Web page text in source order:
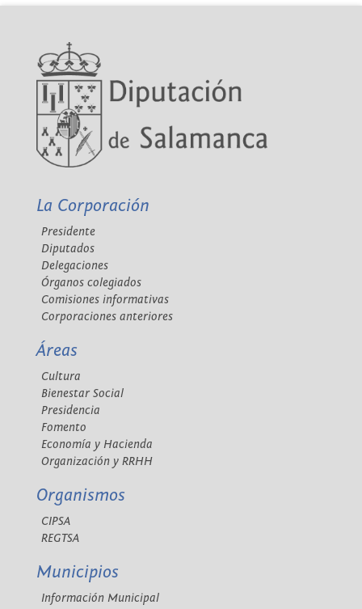
La Corporación
Presidente
Diputados
Delegaciones
Órganos colegiados
Comisiones informativas
Corporaciones anteriores
Áreas
Cultura
Bienestar Social
Presidencia
Fomento
Economía y Hacienda
Organización y RRHH
Organismos
CIPSA
REGTSA
Municipios
Información Municipal